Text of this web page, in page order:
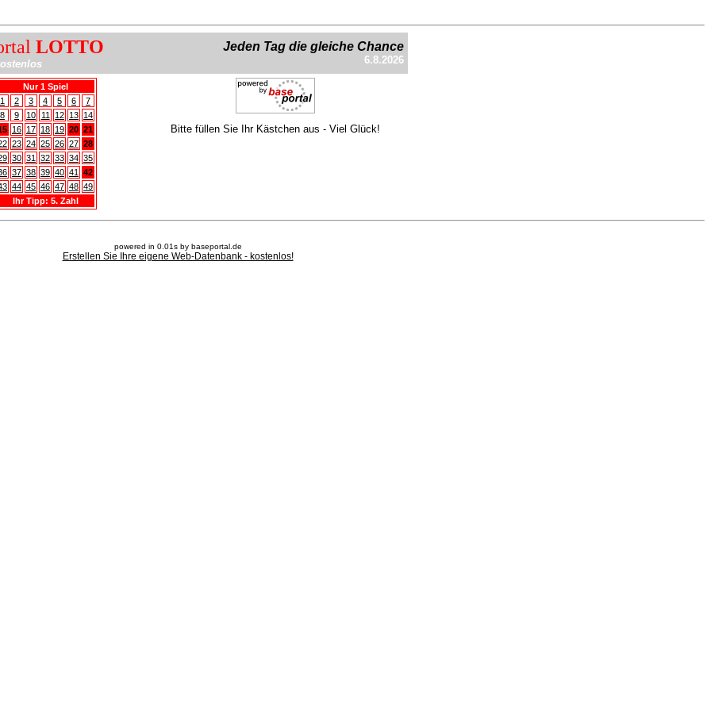
LOTTO Jeden Tag die gleiche Chance
6.8.2026
Nur 1 Spiel
1
2 3 4 5 6
7
8
9 10 11 12 13 14
16 17 18 19 20 21
23 24 25 26 27 28
30 31 32 33 34 35
37 38 39 40 41
42
44 45 46 47 48 49
Ihr Tipp: 5. Zahl
Bitte füllen Sie Ihr Kästchen aus - Viel Glück!
powered in 0.01s by baseportal.de
Erstellen Sie Ihre eigene Web-Datenbank - kostenlos!